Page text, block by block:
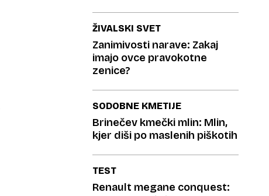
ŽIVALSKI SVET
Zanimivosti narave: Zakaj
imajo ovce pravokotne
zenice?
SODOBNE KMETIJE
Brinečev kmečki mlin: Mlin,
kjer diši po maslenih piškotih
TEST
Renault megane conquest: